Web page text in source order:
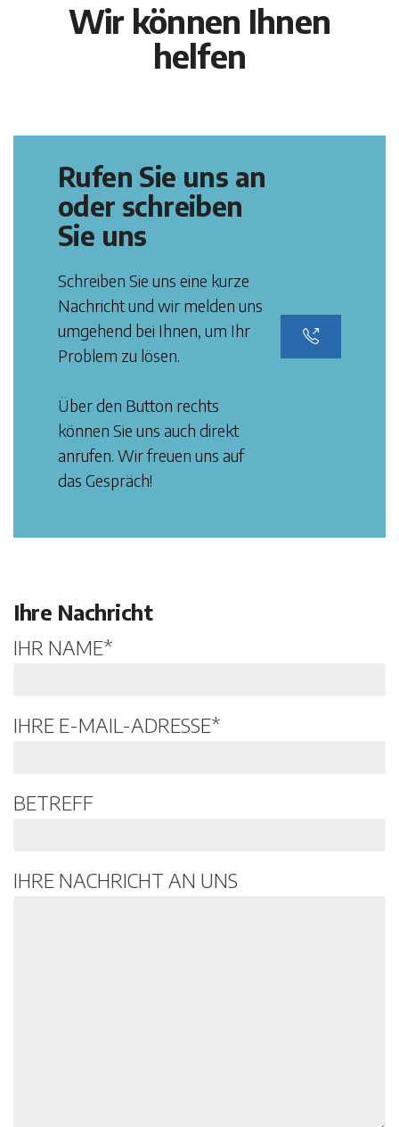
Wir können Ihnen
helfen
Rufen Sie uns an
oder schreiben
Sie uns
Schreiben Sie uns eine kurze
Nachricht und wir melden uns
umgehend bei Ihnen, um Ihr
Problem zu lösen.
Über den Button rechts
können Sie uns auch direkt
anrufen. Wir freuen uns auf
das Gespräch!
Ihre Nachricht
IHR NAME*
IHRE E-MAIL-ADRESSE*
BETREFF
IHRE NACHRICHT AN UNS